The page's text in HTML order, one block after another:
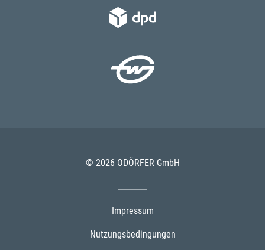
© 2026 ODÖRFER GmbH
Impressum
Nutzungsbedingungen